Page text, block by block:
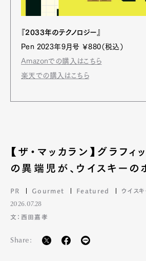
Official Columnist
『2033年のテクノロジー』
Pen 2023年9月号 ￥880（税込）
Amazonでの購入はこちら
楽天での購入はこちら
【ザ・マッカラン】グラフィ
の異端児が、ウイスキーの
PR Gourmet Featured ウイスキ
2026.07.28
文：西田嘉孝
Share: